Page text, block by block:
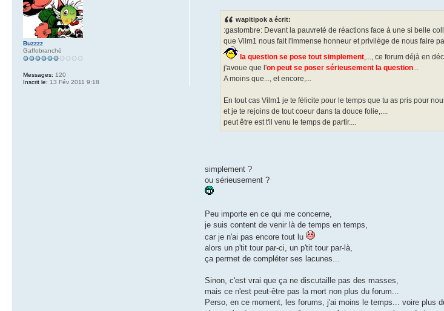
wapitipok a écrit:
:gastombre: Devant la pauvreté de réactions face à une si belle
que Vilm1 nous fait l'immense honneur et privilège de nous faire
la question se pose tout simplement ,..., ce forum déjà en
j'avoue que l'on peut se poser sérieusement la question
A moins que..., et encore,...
En tout cas Vilm1 je te félicite pour le temps que tu as pris pour
et je te rejoins de tout coeur dans ta douce folie,....
peut être est t'il venu le temps de partir....
simplement ?
ou sérieusement ?
Peu importe en ce qui me concerne,
je suis content de venir là de temps en temps,
car je n'ai pas encore tout lu
alors un p'tit tour par-ci, un p'tit tour par-là,
ça permet de compléter ses lacunes...
Sinon, c'est vrai que ça ne discutaille pas des masses,
mais ce n'est peut-être pas la mort non plus du forum...
Perso, en ce moment, les forums, j'ai moins le temps... voire plus
Buzzzz
Gaffobranché
Messages: 120
Inscrit le: 13 Fév 2011 9:18